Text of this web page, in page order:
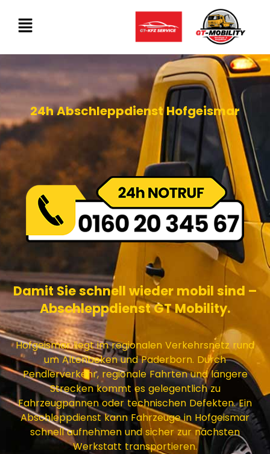
24h Abschleppdienst Hofgeismar
Damit Sie schnell wieder mobil sind –
Abschleppdienst GT Mobility.
Hofgeismar liegt im regionalen Verkehrsnetz rund
um Altenbeken und Paderborn. Durch
Pendlerverkehr, regionale Fahrten und längere
Strecken kommt es gelegentlich zu
Fahrzeugpannen oder technischen Defekten. Ein
Abschleppdienst kann Fahrzeuge in Hofgeismar
schnell aufnehmen und sicher zur nächsten
Werkstatt transportieren.